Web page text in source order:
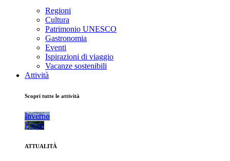
Regioni
Cultura
Patrimonio UNESCO
Gastronomia
Eventi
Ispirazioni di viaggio
Vacanze sostenibili
Attività
Scopri tutte le attività
Inverno
Estate
ATTUALITÀ